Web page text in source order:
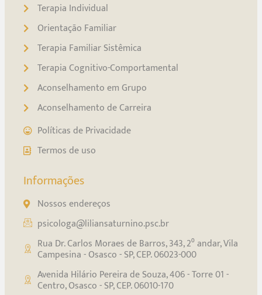
Terapia Individual
Orientação Familiar
Terapia Familiar Sistêmica
Terapia Cognitivo-Comportamental
Aconselhamento em Grupo
Aconselhamento de Carreira
Políticas de Privacidade
Termos de uso
Informações
Nossos endereços
psicologa@liliansaturnino.psc.br
Rua Dr. Carlos Moraes de Barros, 343, 2⁰ andar, Vila
Campesina - Osasco - SP, CEP. 06023-000
Avenida Hilário Pereira de Souza, 406 - Torre 01 -
Centro, Osasco - SP, CEP. 06010-170